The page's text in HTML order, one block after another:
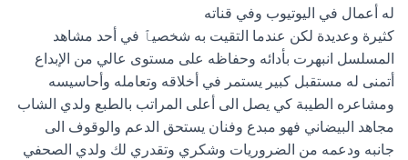
له أعمال في اليوتيوب وفي قناته
كثيرة وعديدة لكن عندما التقيت به شخصيٱ في أحد مشاهد
المسلسل انبهرت بأدائه وحفاظه على مستوى عالي من الإبداع
أتمنى له مستقبل كبير يستمر في أخلاقه وتعامله وأحاسيسه
ومشاعره الطيبة كي يصل الى أعلى المراتب بالطبع ولدي الشاب
مجاهد البيضاني فهو مبدع وفنان يستحق الدعم والوقوف الى
جانبه ودعمه من الضروريات وشكري وتقدري لك ولدي الصحفي